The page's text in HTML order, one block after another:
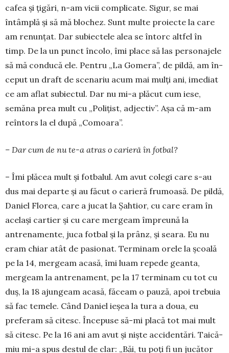
cafea și țigări, n-am vicii com­­plicate. Sigur, se mai
întâmplă și să mă blo­chez. Sunt multe proiecte la care
am renunțat. Dar su­biectele alea se întorc altfel în
timp. De la un punct încolo, îmi place să las personajele
să mă con­ducă ele. Pentru „La Gomera”, de pildă, am în­
ceput un draft de scenariu acum mai mulți ani, ime­diat
ce am aflat subiectul. Dar nu mi-a plăcut cum iese,
semăna prea mult cu „Polițist, ad­jec­tiv”. Așa că m-am
reîntors la el după „Co­moa­ra”.
– Dar cum de nu te-a atras o carieră în fotbal?
– Îmi plăcea mult și fotbalul. Am avut co­legi care s-au
dus mai departe și au făcut o ca­rie­ră frumoasă. De pildă,
Daniel Florea, care a jucat la Șah­tior, cu care eram în
același car­tier și cu care mergeam împreună la
antrenamente, ju­ca fot­bal și la prânz, și seara. Eu nu
eram chiar atât de pasionat. Terminam ore­le la școală
pe la 14, mer­geam acasă, îmi luam re­pede geanta,
mergeam la antrenament, pe la 17 ter­minam cu tot cu
duș, la 18 ajungeam acasă, fă­ceam o pauză, apoi trebuia
să fac temele. Când Daniel ieșea la tura a doua, eu
preferam să citesc. Începuse să-mi placă tot mai mult
să citesc. Pe la 16 ani am avut și niște acci­den­tări. Taică-
miu mi-a spus destul de clar: „Băi, tu poți fi un jucător